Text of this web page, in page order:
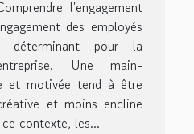
l'engagement
des employés
déterminant pour la
Une main-
et motivée tend à être
et moins encline
contexte, les...